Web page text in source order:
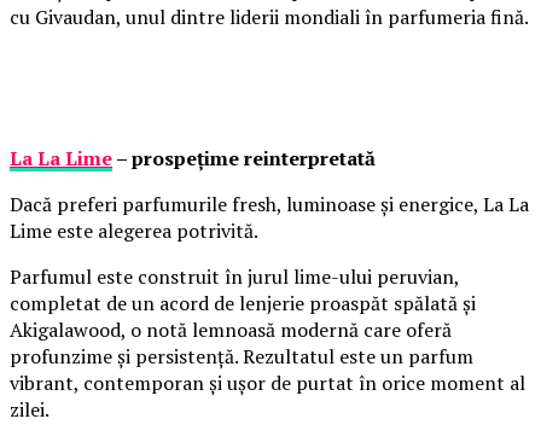
cu Givaudan, unul dintre liderii mondiali în parfumeria fină.
La La Lime– prospețime reinterpretată
Dacă preferi parfumurile fresh, luminoase și energice, La La
Lime este alegerea potrivită.
Parfumul este construit în jurul lime-ului peruvian,
completat de un acord de lenjerie proaspăt spălată și
Akigalawood, o notă lemnoasă modernă care oferă
profunzime și persistență. Rezultatul este un parfum
vibrant, contemporan și ușor de purtat în orice moment al
zilei.